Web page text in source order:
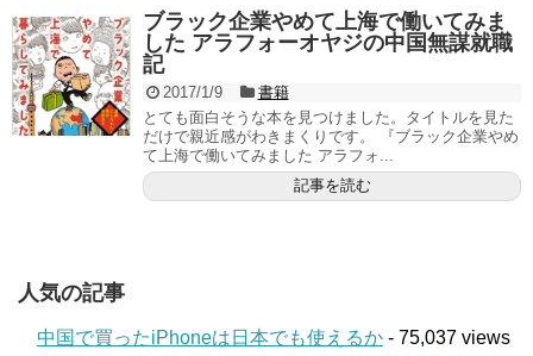
ブラック企業やめて上海で働いてみま
した アラフォーオヤジの中国無謀就職
記
2017/1/9
書籍
とても面白そうな本を見つけました。タイトルを見た
だけで親近感がわきまくりです。 『ブラック企業やめ
て上海で働いてみました アラフォ...
記事を読む
人気の記事
中国で買ったiPhoneは日本でも使えるか - 75,037 views